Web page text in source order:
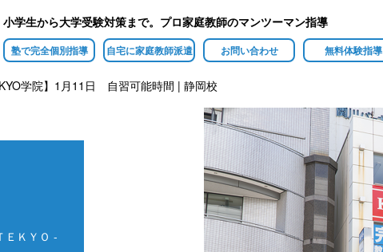
小学生から大学受験対策まで。プロ家庭教師のマンツーマン指導
塾で完全個別指導 自宅に家庭教師派遣 お問い合わせ 無料体験指導
学院】1月11日 自習可能時間 | 静岡校
ＥＫＹＯ -